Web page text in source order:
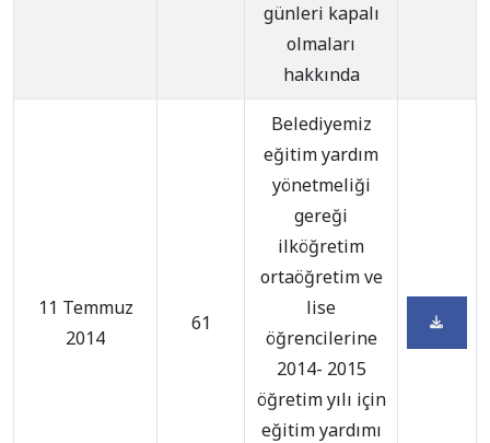
günleri kapalı
olmaları
hakkında
11 Temmuz
2014
61
Belediyemiz
eğitim yardım
yönetmeliği
gereği
ilköğretim
ortaöğretim ve
lise
öğrencilerine
2014- 2015
öğretim yılı için
eğitim yardımı